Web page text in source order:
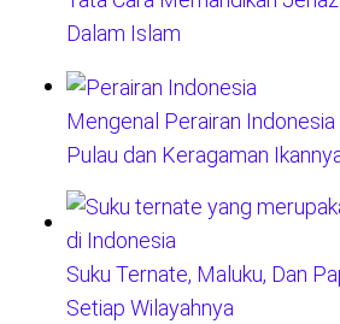
Dalam Islam
Mengenal Perairan
Pulau dan Keragaman
Suku Ternate, Maluku, Dan
Setiap Wilayahnya